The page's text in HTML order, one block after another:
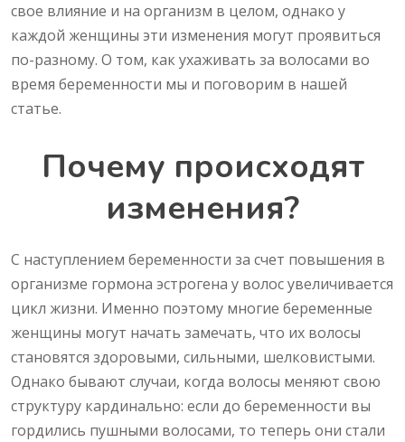
свое влияние и на организм в целом, однако у
каждой женщины эти изменения могут проявиться
по-разному. О том, как ухаживать за волосами во
время беременности мы и поговорим в нашей
статье.
Почему происходят
изменения?
С наступлением беременности за счет повышения в
организме гормона эстрогена у волос увеличивается
цикл жизни. Именно поэтому многие беременные
женщины могут начать замечать, что их волосы
становятся здоровыми, сильными, шелковистыми.
Однако бывают случаи, когда волосы меняют свою
структуру кардинально: если до беременности вы
гордились пушными волосами, то теперь они стали